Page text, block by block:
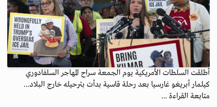
أطلقت السلطات الأمريكية يوم الجمعة سراح المهاجر السلفادوري
كيلمار أبريغو غارسيا بعد رحلة قاسية بدأت بترحيله خارج البلاد...
متابعة القراءة ...